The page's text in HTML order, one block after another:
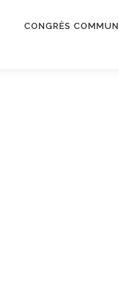
CONGRÈS COMMUN